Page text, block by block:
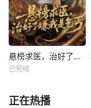
悬榜求医，治好了嫌我是乞丐
已完结
正在热播